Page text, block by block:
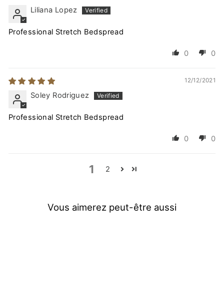
Liliana Lopez
Professional Stretch Bedspread
0 0
12/12/2021
Soley Rodriguez
Professional Stretch Bedspread
0 0
1 2
Vous aimerez peut-être aussi